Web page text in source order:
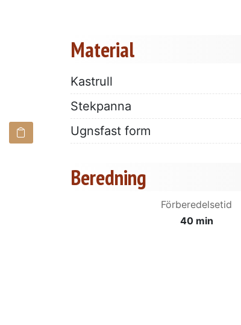
Material
Kastrull
Stekpanna
Ugnsfast form
Beredning
Förberedelsetid
40 min